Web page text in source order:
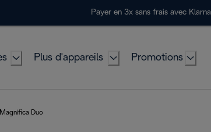
Payer en 3x sans frais avec Klarna
Plus d'appareils Promotions
Magnifica Duo